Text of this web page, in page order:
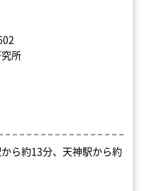
所
ら約13分、天神駅から約